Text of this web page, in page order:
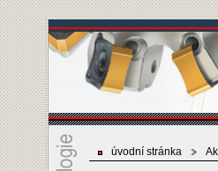
úvodní stránka